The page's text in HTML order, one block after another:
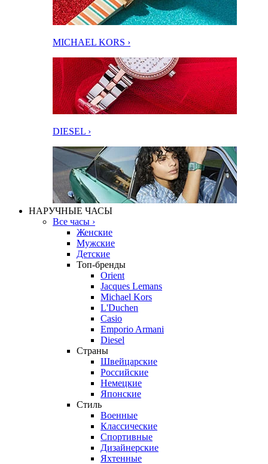
MICHAEL KORS ›
DIESEL ›
НАРУЧНЫЕ ЧАСЫ
Все часы ›
Женские
Мужские
Детские
Топ-бренды
Orient
Jacques Lemans
Michael Kors
L'Duchen
Casio
Emporio Armani
Diesel
Страны
Швейцарские
Российские
Немецкие
Японские
Стиль
Военные
Классические
Спортивные
Дизайнерские
Яхтенные